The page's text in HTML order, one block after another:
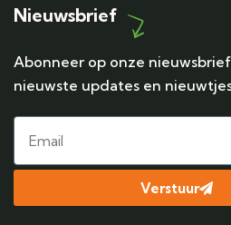
Nieuwsbrief
Abonneer op onze
nieuwste updates en
Verstuur